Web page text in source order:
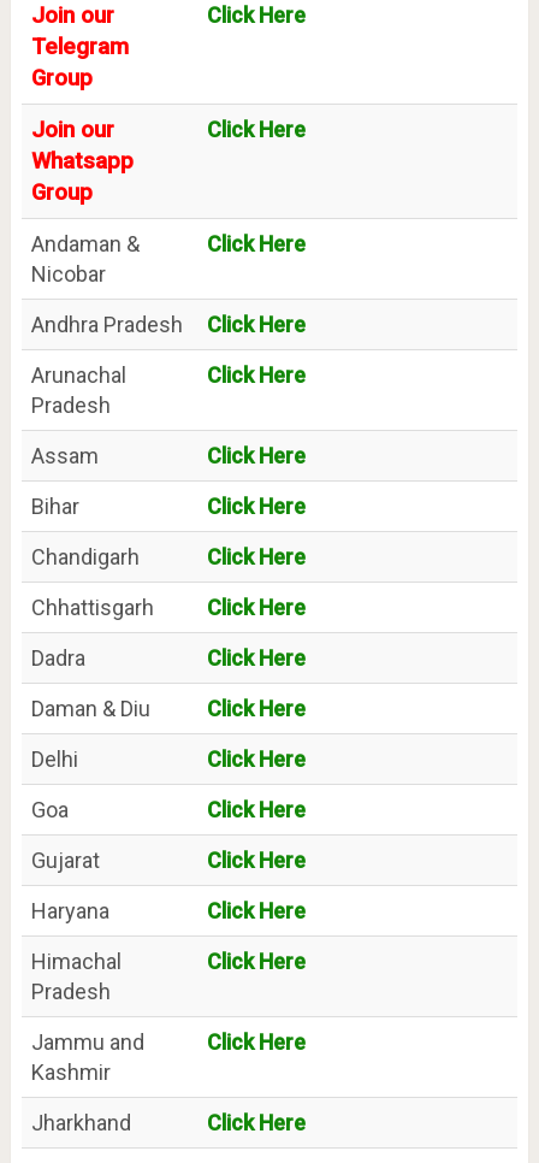
Join our
Telegram
Group
Click Here
Join our
Whatsapp
Group
Click Here
Andaman &
Nicobar
Click Here
Andhra Pradesh
Click Here
Arunachal
Pradesh
Click Here
Assam
Click Here
Bihar
Click Here
Chandigarh
Click Here
Chhattisgarh
Click Here
Dadra
Click Here
Daman & Diu
Click Here
Delhi
Click Here
Goa
Click Here
Gujarat
Click Here
Haryana
Click Here
Himachal
Pradesh
Click Here
Jammu and
Kashmir
Click Here
Jharkhand
Click Here